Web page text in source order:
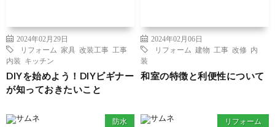
2024年02月29日
リフォーム
家具 改装工事 工事
内装
キッチン
DIYを始めよう！DIYビギナー
が知っておきたいこと
2024年02月06日
リフォーム
建物 工事 改修
内
装
和室の特徴と利便性について
防水 リフォーム